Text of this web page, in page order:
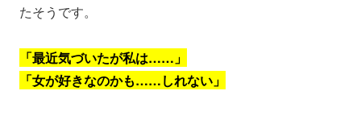
たそうです。
「最近気づいたが私は……」
「女が好きなのかも……しれない」